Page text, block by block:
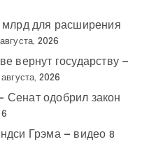
млрд для расширения
2026
вернут государству —
2026
одобрил закон
Грэма — видео 8